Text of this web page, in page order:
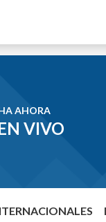
AHORA
VIVO